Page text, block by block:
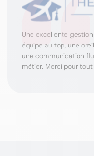
Une excellente
équipe au top, une
une communication
métier. Merci pour tout